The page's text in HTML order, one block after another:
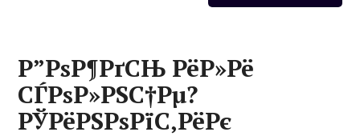
Р”РѕР¶РґСЊ РёР»Рё
СЃРѕР»РЅС†Рµ?
РЎРёРЅРѕРїС‚РёРє